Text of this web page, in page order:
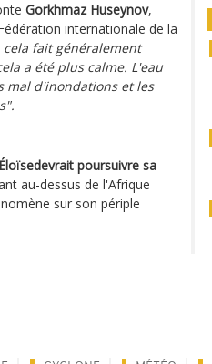
Gorkhmaz Huseynov,
internationale de la
fait généralement
a été plus calme. L'eau
mal d'inondations et les
poursuivre sa
au-dessus de l'Afrique
sur son périple